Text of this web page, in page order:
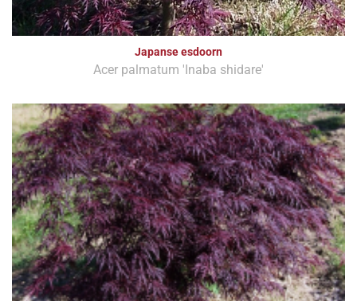
Japanse esdoorn
Acer palmatum 'Inaba shidare'